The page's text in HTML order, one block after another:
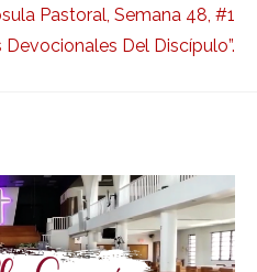
Pastoral, Semana 48, #1
Devocionales Del Discípulo”.